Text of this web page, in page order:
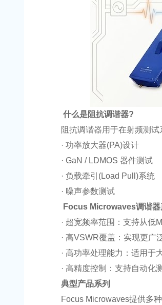
什么是阻抗调谐器?
阻抗调谐器用于在射频测试
· 功率放大器(PA)设计
· GaN / LDMOS 器件测试
· 负载牵引(Load Pull)系统
· 噪声参数测试
Focus Microwaves调谐器
· 超宽频率范围：支持从低
· 高VSWR覆盖：实现更广
· 高功率处理能力：适用于
· 高精度控制：支持自动化
典型产品系列
Focus Microwaves提供多种